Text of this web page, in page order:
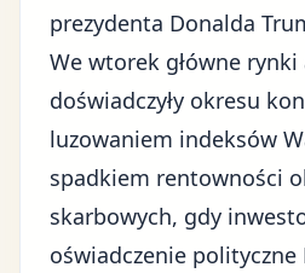
prezydenta Donalda
We wtorek główne
doświadczyły okresu
luzowaniem indeksów
spadkiem rentowności
skarbowych, gdy
oświadczenie polityczne